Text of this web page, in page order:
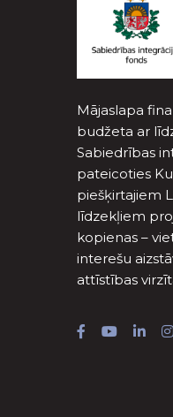
Mājaslapa
budžeta ar
Sabiedrības
pateicoties
piešķirtajiem
līdzekļiem
kopienas –
interešu
attīstības